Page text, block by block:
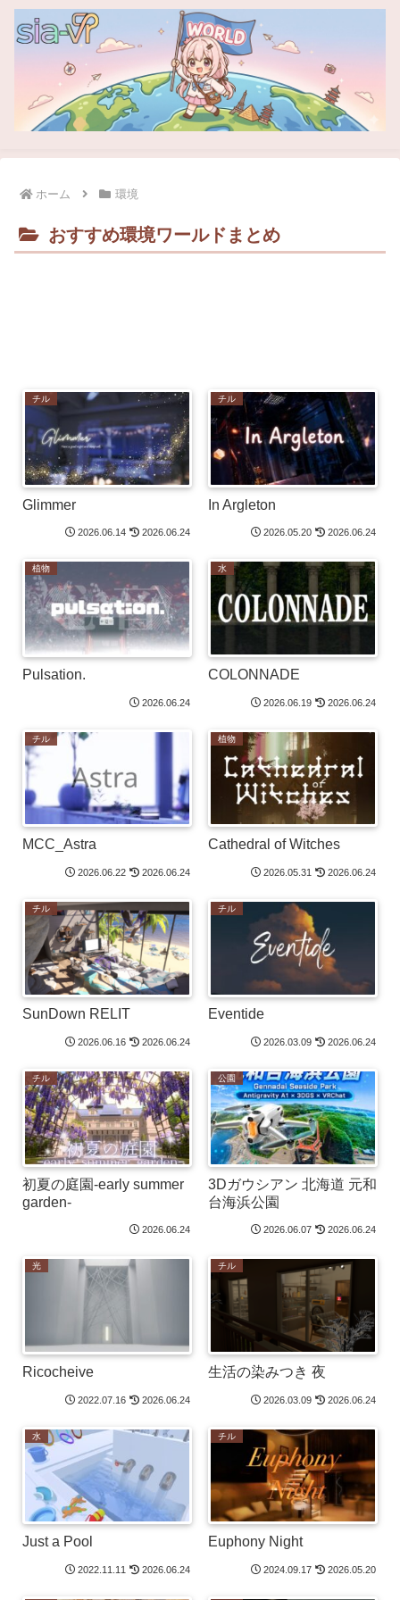
ホーム 環境
おすすめ環境ワールドまとめ
チル
Glimmer
2026.06.14 2026.06.24
チル
In Argleton
2026.05.20 2026.06.24
植物
Pulsation.
2026.06.24
水
COLONNADE
2026.06.19 2026.06.24
チル
MCC_Astra
2026.06.22 2026.06.24
植物
Cathedral of Witches
2026.05.31 2026.06.24
チル
SunDown RELIT
2026.06.16 2026.06.24
チル
Eventide
2026.03.09 2026.06.24
チル
初夏の庭園-early summer
garden-
2026.06.24
公園
3Dガウシアン 北海道 元和
台海浜公園
2026.06.07 2026.06.24
光
Ricocheive
2022.07.16 2026.06.24
チル
生活の染みつき 夜
2026.03.09 2026.06.24
水
Just a Pool
2022.11.11 2026.06.24
チル
Euphony Night
2024.09.17 2026.05.20